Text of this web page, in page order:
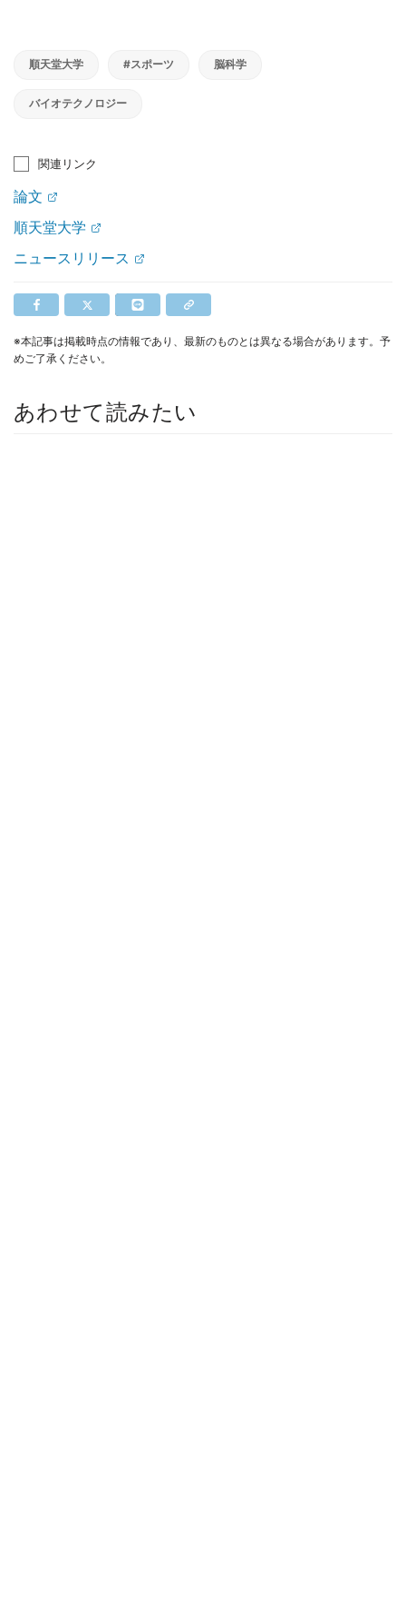
順天堂大学 #スポーツ 脳科学
バイオテクノロジー
関連リンク
論文
順天堂大学
ニュースリリース
※本記事は掲載時点の情報であり、最新のものとは異なる場合があります。予
めご了承ください。
あわせて読みたい